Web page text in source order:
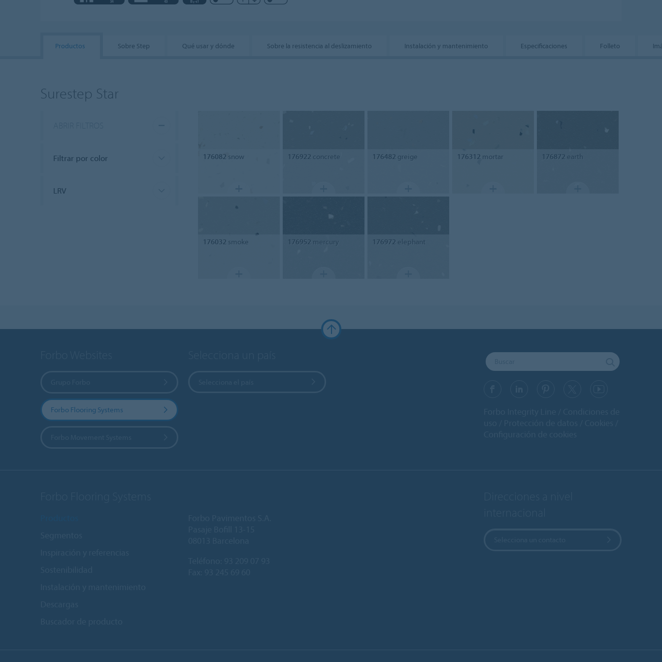
Productos Sobre Step Qué usar y dónde Sobre la resistencia al deslizamiento Instalación y mantenimiento Especificaciones Folleto
Surestep Star
Filtrar por color
LRV
176082 snow 176922 concrete 176482 greige 176312 mortar 176872 earth
176032 smoke 176952 mercury 176972 elephant
Forbo Flooring Systems